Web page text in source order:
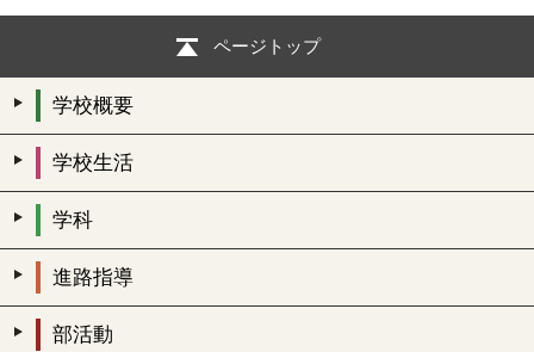
ページトップ
学校概要
学校生活
学科
進路指導
部活動